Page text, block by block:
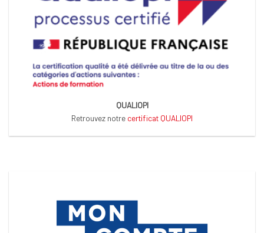
QUALIOPI
Retrouvez notre certificat QUALIOPI